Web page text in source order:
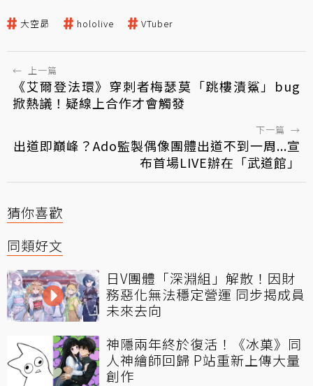
大空昴 hololive VTuber
← 上一篇
《艾爾登法環》穿刺者梅瑟莫「跳樓漬鯊」bug
掀熱議！疑線上合作才會觸發
下一篇 →
出道即巔峰？Ado監製偶像團體出道不到一周...宣
布首場LIVE辦在「武道館」
猜你喜歡
同類好文
日V團體「深淵組」解散！因財
務惡化無法穩定營運 同步揭成員
未來去向
神隱兩年終於復活！《冰菓》同
人神繪師回歸 P站重新上傳大量
創作